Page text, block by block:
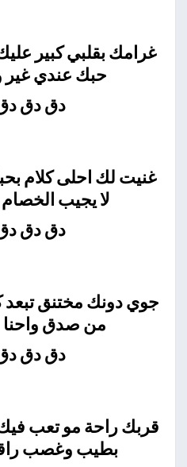
غرامك بقلبي كبير
حبك عندي غير
دق دق
غنيت لك احلى كلام
لا يجيب
دق دق
جوي دونك مختنق تبعد
من صدق
دق دق
قربك راحة مو تعب
بطيب وغصب